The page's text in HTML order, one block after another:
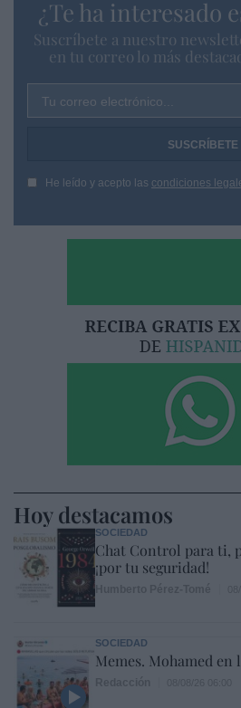
¿Te ha interesado
Suscríbete a nuestro
en tu correo lo más
Tu correo electrónico...
He leído y acepto las condiciones
Hoy destacamos
SOCIEDAD
Chat Control para ti,
¡por tu seguridad!
SOCIEDAD
Memes. Mohamed en